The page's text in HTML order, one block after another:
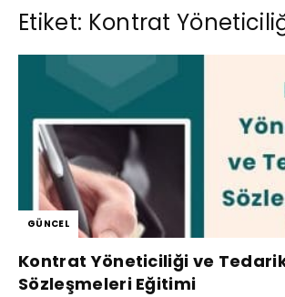
Dergisi
Etiket: Kontrat
GÜNCEL
Kontrat Yöneticiliği ve
Sözleşmeleri Eğitimi